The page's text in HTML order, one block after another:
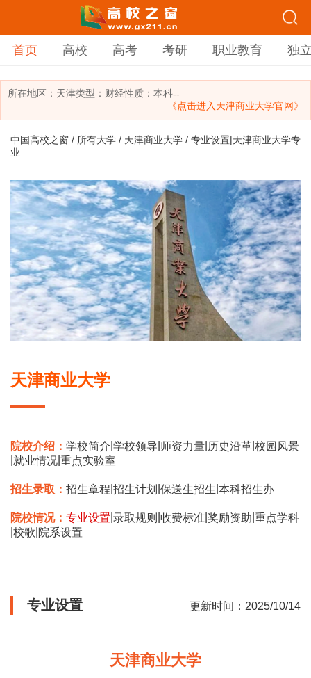
首页 高校 高考 考研 职业教育 独
所在地区： 天津类型： 财经性质：本科--
《点击进入天津商业大学官网》
中国高校之窗 / 所有大学 / 天津商业大学 / 专业设置|天津商业大学专
业
天津商业大学
院校介绍： 学校简介 学校领导 师资力量 历史沿革 校园风景
就业情况 重点实验室
招生录取： 招生章程 招生计划 保送生招生 本科招生办
院校情况： 专业设置 录取规则 收费标准 奖励资助 重点学科
校歌 院系设置
专业设置 更新时间：2025/10/14
天津商业大学